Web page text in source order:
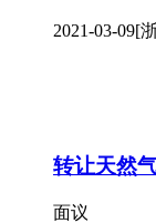
2021-03-09[
转让天然
面议